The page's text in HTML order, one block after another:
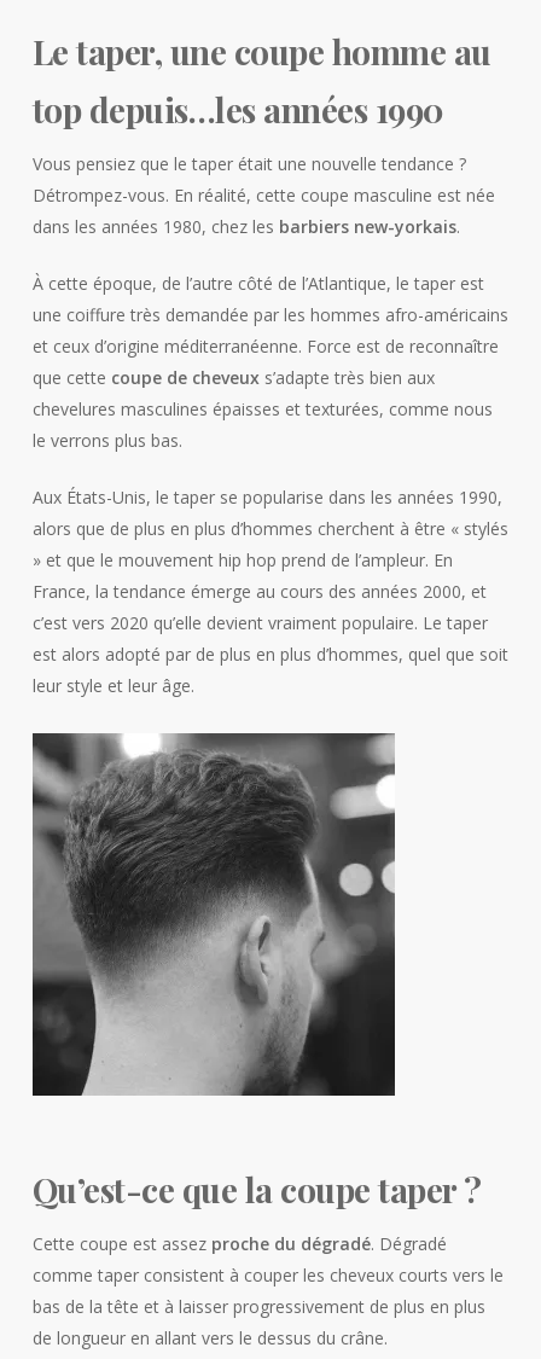
Le taper, une coupe homme au
top depuis…les années 1990
Vous pensiez que le taper était une nouvelle tendance ?
Détrompez-vous. En réalité, cette coupe masculine est née
dans les années 1980, chez les barbiers new-yorkais.
À cette époque, de l’autre côté de l’Atlantique, le taper est
une coiffure très demandée par les hommes afro-américains
et ceux d’origine méditerranéenne. Force est de reconnaître
que cette coupe de cheveux s’adapte très bien aux
chevelures masculines épaisses et texturées, comme nous
le verrons plus bas.
Aux États-Unis, le taper se popularise dans les années 1990,
alors que de plus en plus d’hommes cherchent à être « stylés
» et que le mouvement hip hop prend de l’ampleur. En
France, la tendance émerge au cours des années 2000, et
c’est vers 2020 qu’elle devient vraiment populaire. Le taper
est alors adopté par de plus en plus d’hommes, quel que soit
leur style et leur âge.
Qu’est-ce que la coupe taper ?
Cette coupe est assez proche du dégradé. Dégradé
comme taper consistent à couper les cheveux courts vers le
bas de la tête et à laisser progressivement de plus en plus
de longueur en allant vers le dessus du crâne.